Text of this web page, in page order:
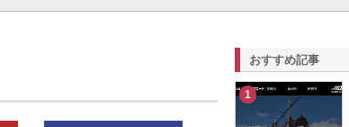
おすすめ記事
1